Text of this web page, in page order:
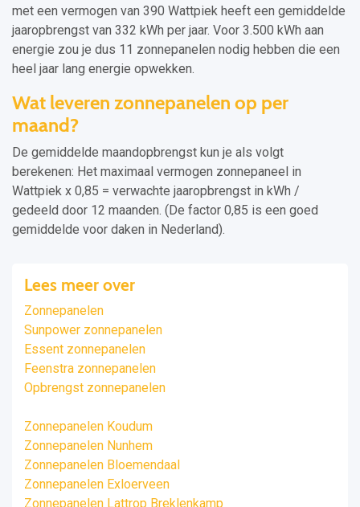
met een vermogen van 390 Wattpiek heeft een gemiddelde
jaaropbrengst van 332 kWh per jaar. Voor 3.500 kWh aan
energie zou je dus 11 zonnepanelen nodig hebben die een
heel jaar lang energie opwekken.
Wat leveren zonnepanelen op per
maand?
De gemiddelde maandopbrengst kun je als volgt
berekenen: Het maximaal vermogen zonnepaneel in
Wattpiek x 0,85 = verwachte jaaropbrengst in kWh /
gedeeld door 12 maanden. (De factor 0,85 is een goed
gemiddelde voor daken in Nederland).
Lees meer over
Zonnepanelen
Sunpower zonnepanelen
Essent zonnepanelen
Feenstra zonnepanelen
Opbrengst zonnepanelen
Zonnepanelen Koudum
Zonnepanelen Nunhem
Zonnepanelen Bloemendaal
Zonnepanelen Exloerveen
Zonnepanelen Lattrop Breklenkamp